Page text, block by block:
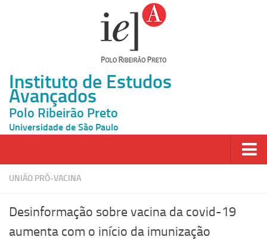
Instituto de Estudos
Avançados
Polo Ribeirão Preto
Universidade de São Paulo
Página Inicial
Inscrição
UNIÃO PRÓ-VACINA
Desinformação sobre vacina da covid-19
aumenta com o início da imunização